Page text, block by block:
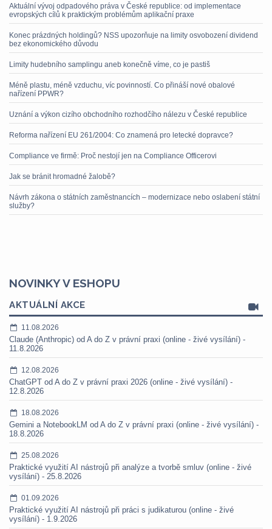
Aktuální vývoj odpadového práva v České republice: od implementace
evropských cílů k praktickým problémům aplikační praxe
Konec prázdných holdingů? NSS upozorňuje na limity osvobození dividend
bez ekonomického důvodu
Limity hudebního samplingu aneb konečně víme, co je pastiš
Méně plastu, méně vzduchu, víc povinností. Co přináší nové obalové
nařízení PPWR?
Uznání a výkon cizího obchodního rozhodčího nálezu v České republice
Reforma nařízení EU 261/2004: Co znamená pro letecké dopravce?
Compliance ve firmě: Proč nestojí jen na Compliance Officerovi
Jak se bránit hromadné žalobě?
Návrh zákona o státních zaměstnancích – modernizace nebo oslabení státní
služby?
NOVINKY V ESHOPU
AKTUÁLNÍ AKCE
11.08.2026
Claude (Anthropic) od A do Z v právní praxi (online - živé vysílání) -
11.8.2026
12.08.2026
ChatGPT od A do Z v právní praxi 2026 (online - živé vysílání) -
12.8.2026
18.08.2026
Gemini a NotebookLM od A do Z v právní praxi (online - živé vysílání) -
18.8.2026
25.08.2026
Praktické využití AI nástrojů při analýze a tvorbě smluv (online - živé
vysílání) - 25.8.2026
01.09.2026
Praktické využití AI nástrojů při práci s judikaturou (online - živé
vysílání) - 1.9.2026